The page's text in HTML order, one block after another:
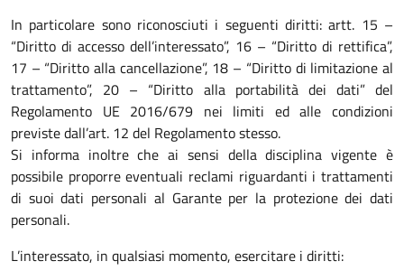
In particolare sono riconosciuti i seguenti diritti: artt. 15 –
“Diritto di accesso dell’interessato”, 16 – “Diritto di rettifica”,
17 – “Diritto alla cancellazione”, 18 – “Diritto di limitazione al
trattamento”, 20 – “Diritto alla portabilità dei dati” del
Regolamento UE 2016/679 nei limiti ed alle condizioni
previste dall’art. 12 del Regolamento stesso.
Si informa inoltre che ai sensi della disciplina vigente è
possibile proporre eventuali reclami riguardanti i trattamenti
di suoi dati personali al Garante per la protezione dei dati
personali.
L’interessato, in qualsiasi momento, esercitare i diritti: